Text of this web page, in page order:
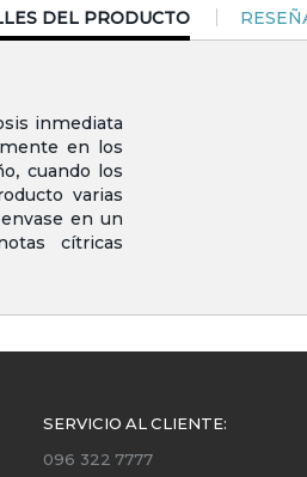
DEL PRODUCTO
inmediata
en los
cuando los
varias
en un
cítricas
SERVICIO AL CLIENTE:
096 322 7777